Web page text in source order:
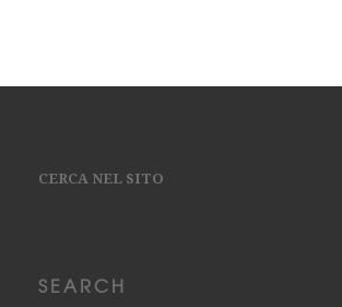
CERCA NEL SITO
SEARCH